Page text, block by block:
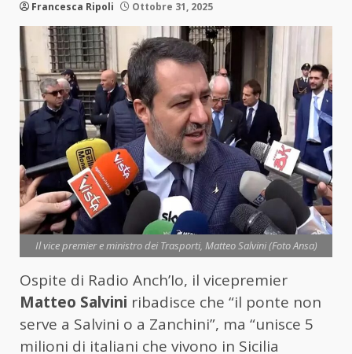
Francesca Ripoli Ottobre 31, 2025
Il vice premier e ministro dei Trasporti, Matteo Salvini (Foto Ansa)
Ospite di Radio Anch’Io, il vicepremier
Matteo Salvini ribadisce che “il ponte non
serve a Salvini o a Zanchini”, ma “unisce 5
milioni di italiani che vivono in Sicilia